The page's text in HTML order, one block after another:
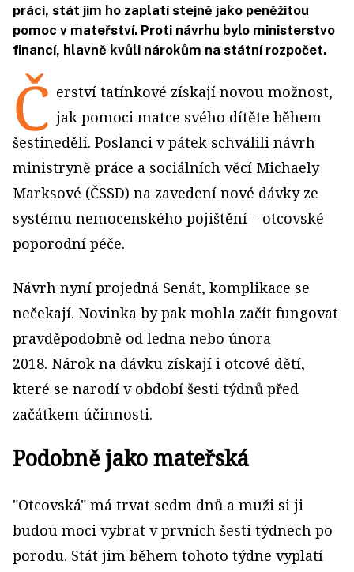
práci, stát jim ho zaplatí stejně jako peněžitou
pomoc v mateřství. Proti návrhu bylo ministerstvo
financí, hlavně kvůli nárokům na státní rozpočet.
Č erství tatínkové získají novou možnost,
jak pomoci matce svého dítěte během
šestinedělí. Poslanci v pátek schválili návrh
ministryně práce a sociálních věcí Michaely
Marksové (ČSSD) na zavedení nové dávky ze
systému nemocenského pojištění – otcovské
poporodní péče.
Návrh nyní projedná Senát, komplikace se
nečekají. Novinka by pak mohla začít fungovat
pravděpodobně od ledna nebo února
2018. Nárok na dávku získají i otcové dětí,
které se narodí v období šesti týdnů před
začátkem účinnosti.
Podobně jako mateřská
"Otcovská" má trvat sedm dnů a muži si ji
budou moci vybrat v prvních šesti týdnech po
porodu. Stát jim během tohoto týdne vyplatí